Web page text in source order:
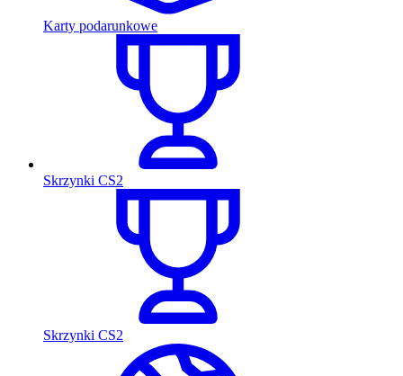
Karty podarunkowe
Skrzynki CS2
Skrzynki CS2